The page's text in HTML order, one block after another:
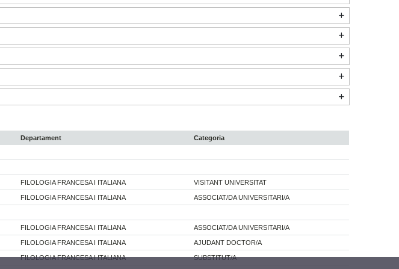
Departament
Categoria
FILOLOGIA FRANCESA I ITALIANA VISITANT UNIVERSITAT
FILOLOGIA FRANCESA I ITALIANA ASSOCIAT/DA UNIVERSITARI/A
FILOLOGIA FRANCESA I ITALIANA ASSOCIAT/DA UNIVERSITARI/A
FILOLOGIA FRANCESA I ITALIANA AJUDANT DOCTOR/A
FILOLOGIA FRANCESA I ITALIANA SUBSTITUT/A